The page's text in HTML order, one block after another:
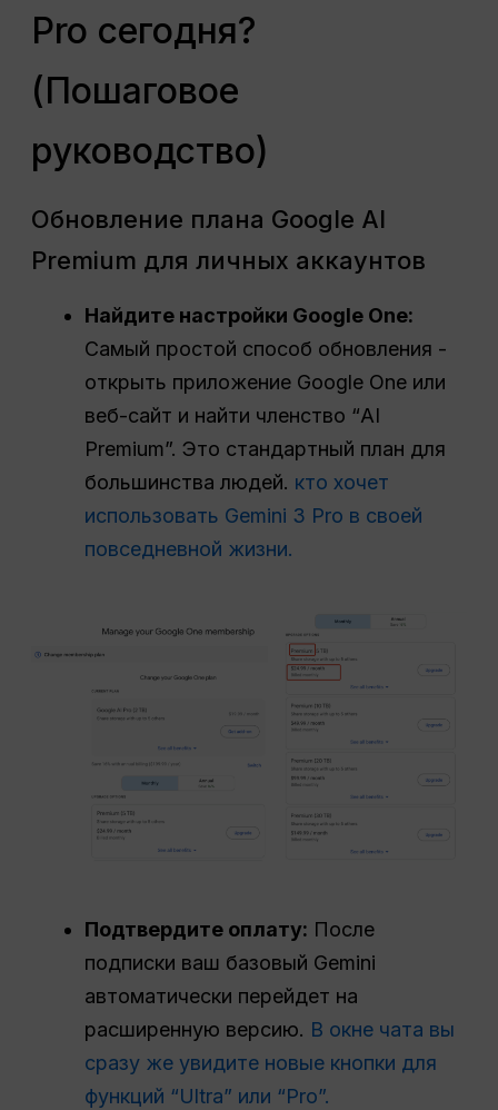
Pro сегодня?
(Пошаговое
руководство)
Обновление плана Google AI
Premium для личных аккаунтов
Найдите настройки Google One:
Самый простой способ обновления -
открыть приложение Google One или
веб-сайт и найти членство “AI
Premium”. Это стандартный план для
большинства людей. кто хочет
использовать Gemini 3 Pro в своей
повседневной жизни.
Подтвердите оплату: После
подписки ваш базовый Gemini
автоматически перейдет на
расширенную версию. В окне чата вы
сразу же увидите новые кнопки для
функций “Ultra” или “Pro”.